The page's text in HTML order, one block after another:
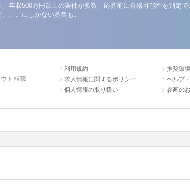
年収500万円以上の案件が多数。応募前に合格可能性を判定
ここにしかない募集も。
ト転職
利用規約
求人情報に関するポリシー
個人情報の取り扱い
推奨環
ヘルプ
参画の